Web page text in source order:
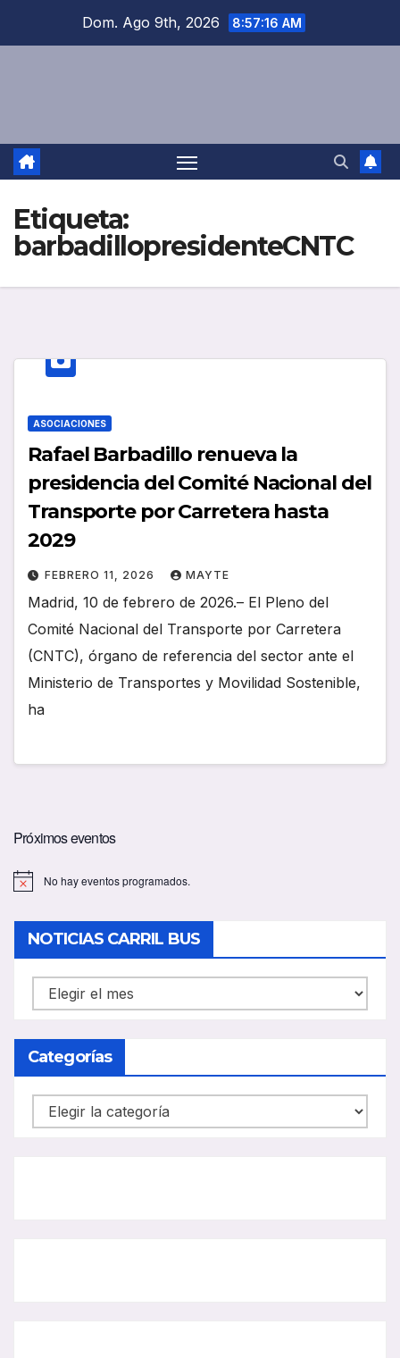
Dom. Ago 9th, 2026 8:57:16 AM
Etiqueta:
barbadillopresidenteCNTC
ASOCIACIONES
Rafael Barbadillo renueva la
presidencia del Comité Nacional del
Transporte por Carretera hasta
2029
FEBRERO 11, 2026 MAYTE
Madrid, 10 de febrero de 2026.– El Pleno del
Comité Nacional del Transporte por Carretera
(CNTC), órgano de referencia del sector ante el
Ministerio de Transportes y Movilidad Sostenible,
ha
Próximos eventos
No hay eventos programados.
NOTICIAS CARRIL BUS
NOTICIAS
CARRIL
BUS
Categorías
Categorías